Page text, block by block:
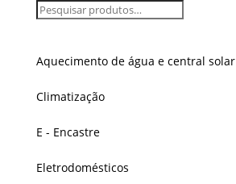
Aquecimento de água e central solar
Climatização
E - Encastre
Eletrodomésticos